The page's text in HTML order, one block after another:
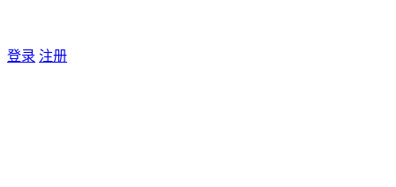
登录 注册